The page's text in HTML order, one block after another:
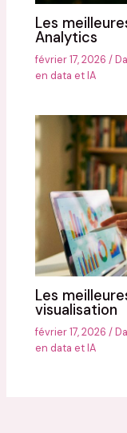
Les
Analytics
février 17, 2026/
en data et IA
Les
visualisation
février 17, 2026/
en data et IA